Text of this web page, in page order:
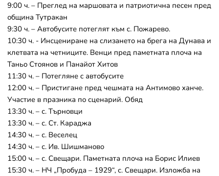
9:00 ч. – Преглед на маршовата и патриотична песен пред
община Тутракан
9:30 ч. – Автобусите потеглят към с. Пожарево.
10:30 ч. - Инсцениране на слизането на брега на Дунава и
клетвата на четниците. Венци пред паметната плоча на
Таньо Стоянов и Панайот Хитов
11:30 ч. – Потегляне с автобусите
12:00 ч. – Пристигане пред чешмата на Антимово ханче.
Участие в празника по сценарий. Обяд
13:30 ч. – с. Търновци
13:30 ч. – с. Ст. Караджа
14:30 ч. – с. Веселец
14:30 ч. – с. Ив. Шишманово
15:00 ч. – с. Свещари. Паметната плоча на Борис Илиев
15:30 ч. – НЧ „Пробуда – 1929“, с. Свещари. Изложба на